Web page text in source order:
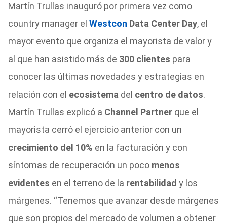
Martín Trullas inauguró por primera vez como
country manager el Westcon Data Center Day, el
mayor evento que organiza el mayorista de valor y
al que han asistido más de 300 clientes para
conocer las últimas novedades y estrategias en
relación con el ecosistema del centro de datos.
Martín Trullas explicó a Channel Partnerque el
mayorista cerró el ejercicio anterior con un
crecimiento del 10% en la facturación y con
síntomas de recuperación un poco menos
evidentes en el terreno de la rentabilidad y los
márgenes. “Tenemos que avanzar desde márgenes
que son propios del mercado de volumen a obtener